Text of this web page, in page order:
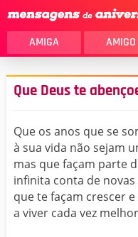
AMIGA AMIGO
Que Deus te
Que os anos que se
à sua vida não sejam
mas que façam parte
infinita conta de novas
que te façam crescer
a viver cada vez